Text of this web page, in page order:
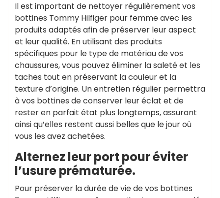
Il est important de nettoyer régulièrement vos
bottines Tommy Hilfiger pour femme avec les
produits adaptés afin de préserver leur aspect
et leur qualité. En utilisant des produits
spécifiques pour le type de matériau de vos
chaussures, vous pouvez éliminer la saleté et les
taches tout en préservant la couleur et la
texture d’origine. Un entretien régulier permettra
à vos bottines de conserver leur éclat et de
rester en parfait état plus longtemps, assurant
ainsi qu’elles restent aussi belles que le jour où
vous les avez achetées.
Alternez leur port pour éviter
l’usure prématurée.
Pour préserver la durée de vie de vos bottines